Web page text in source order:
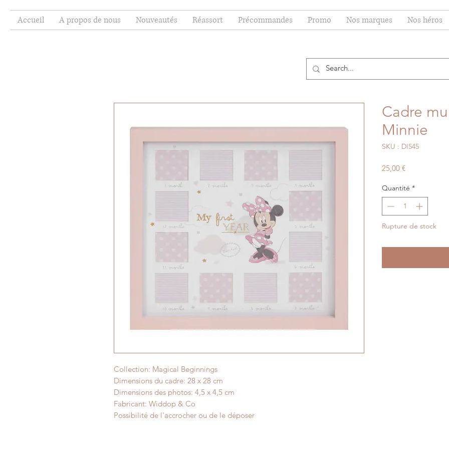
Accueil A propos de nous Nouveautés Réassort Précommandes Promo Nos marques Nos héros
Collection: Magical Beginnings
Dimensions du cadre: 28 x 28 cm
Dimensions des photos: 4,5 x 4,5 cm
Fabricant: Widdop & Co
Possibilité de l'accrocher ou de le déposer
Cadre
Minnie
SKU : DI545
25,00 €Prix
Quantité *
Rupture de stock